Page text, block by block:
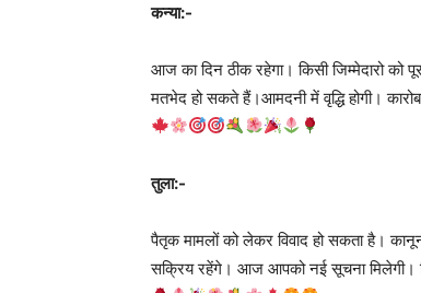
कन्या:-
आज का दिन ठीक रहेगा। किसी जिम्मेदारो को
मतभेद हो सकते हैं।आमदनी में वृद्धि होगी।
तुला:-
पैतृक मामलों को लेकर विवाद हो सकता है।
सक्रिय रहेंगे। आज आपको नई सूचना मिलेगी।